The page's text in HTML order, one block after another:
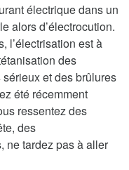
électrique dans un
alors d’électrocution.
l’électrisation est à
des
et des brûlures
été récemment
ressentez des
des
ne tardez pas à aller